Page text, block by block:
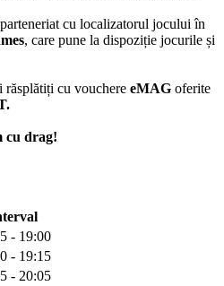
cu localizatorul jocului în
, care pune la dispoziție jocurile și
cu vouchere eMAG oferite
cu drag!
- 19:00
- 19:15
- 20:05